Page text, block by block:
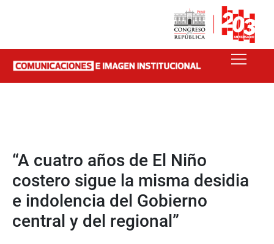
“A cuatro años de El Niño
costero sigue la misma desidia
e indolencia del Gobierno
central y del regional”